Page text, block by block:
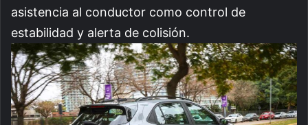
asistencia al conductor como control de
estabilidad y alerta de colisión.